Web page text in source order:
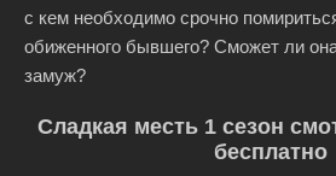
с кем необходимо срочно
обиженного бывшего? Сможет ли
замуж?
Сладкая месть 1 сезон
бесплатно